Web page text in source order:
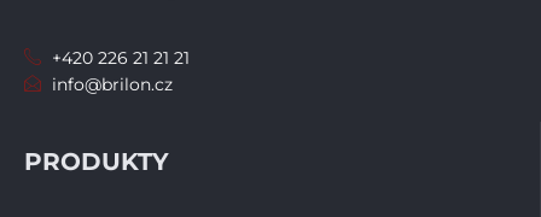
PRODUKTY
+420 226 21 21 21
info@brilon.cz